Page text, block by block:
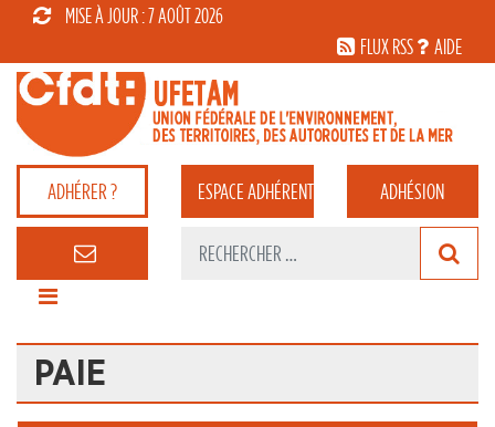
MISE À JOUR : 7 AOÛT 2026
FLUX RSS
AIDE
ADHÉRER ? ESPACEADHÉRENT ADHÉSION
PAIE